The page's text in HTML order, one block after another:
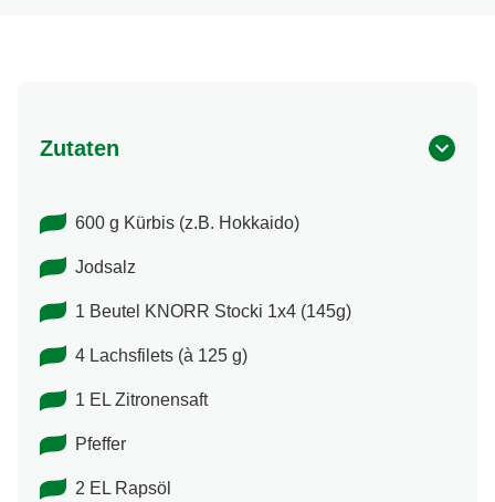
Zutaten
600 g Kürbis (z.B. Hokkaido)
Jodsalz
1 Beutel KNORR Stocki 1x4 (145g)
4 Lachsfilets (à 125 g)
1 EL Zitronensaft
Pfeffer
2 EL Rapsöl